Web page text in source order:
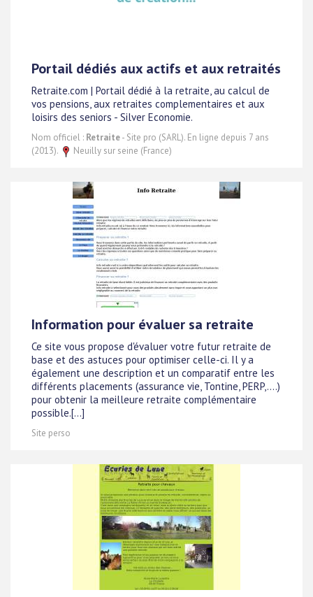
Portail dédiés aux actifs et aux retraités
Retraite.com | Portail dédié à la retraite, au calcul de
vos pensions, aux retraites complementaires et aux
loisirs des seniors - Silver Economie.
Nom officiel : Retraite- Site pro (SARL). En ligne depuis 7 ans
(2013).
Neuilly sur seine (France)
Information pour évaluer sa retraite
Ce site vous propose d'évaluer votre futur retraite de
base et des astuces pour optimiser celle-ci. Il y a
également une description et un comparatif entre les
différents placements (assurance vie, Tontine, PERP,....)
pour obtenir la meilleure retraite complémentaire
possible.[...]
Site perso